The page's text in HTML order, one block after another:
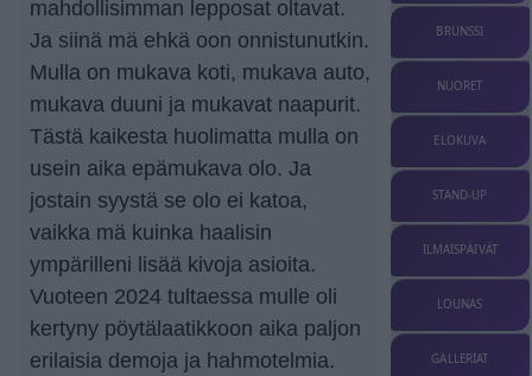
mahdollisimman lepposat oltavat.
Ja siinä mä ehkä oon onnistunutkin.
Mulla on mukava koti, mukava auto,
mukava duuni ja mukavat naapurit.
Tästä kaikesta huolimatta mulla on
usein aika epämukava olo. Ja
jostain syystä se olo ei katoa,
vaikka mä kuinka haalisin
ympärilleni lisää kivoja asioita.
Vuoteen 2024 tultaessa mulle oli
kertyny pöytälaatikkoon aika paljon
erilaisia demoja ja hahmotelmia.
BRUNSSI
NUORET
ELOKUVA
STAND-UP
ILMAISPÄIVÄT
LOUNAS
GALLERIAT